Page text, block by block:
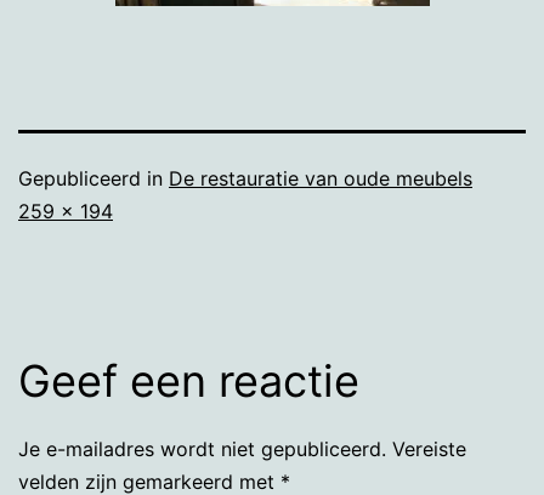
Gepubliceerd in De restauratie van oude meubels
Volledige
259 × 194
Geef een reactie
Je e-mailadres wordt niet gepubliceerd. Vereiste
velden zijn gemarkeerd met *